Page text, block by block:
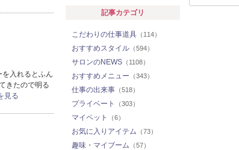
入れるとふん
きたので明る
見る
記事カテゴリ
こだわりの仕事道具 （114）
おすすめスタイル （594）
サロンのNEWS （1108）
おすすめメニュー （343）
仕事の出来事 （518）
プライベート （303）
マイペット （6）
お気に入りアイテム （73）
趣味・マイブーム （57）